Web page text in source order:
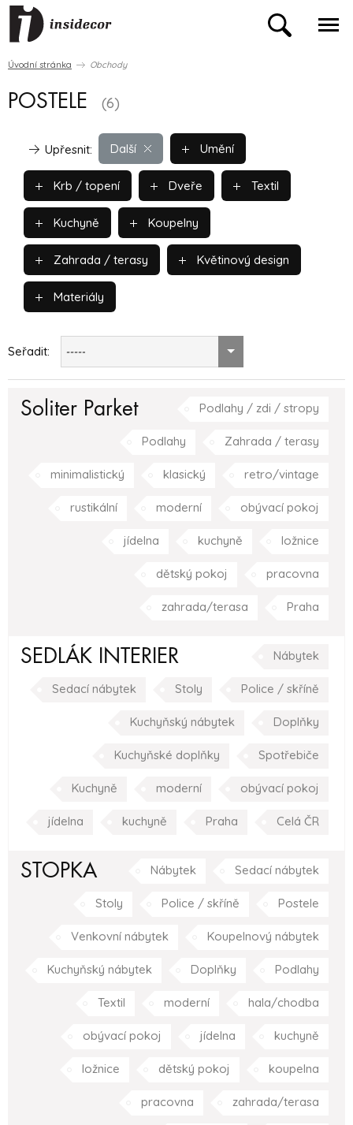
Úvodní stránka Obchody
POSTELE (6)
Další
Upřesnit: Umění
Krb / topení Dveře Textil
Kuchyně Koupelny
Zahrada / terasy Květinový design
Materiály
Seřadit: -----
Soliter Parket Podlahy / zdi / stropy
Podlahy Zahrada / terasy
minimalistický klasický retro/vintage
rustikální moderní obývací pokoj
jídelna kuchyně ložnice
dětský pokoj pracovna
zahrada/terasa Praha
SEDLÁK INTERIER Nábytek
Sedací nábytek Stoly Police / skříně
Kuchyňský nábytek Doplňky
Kuchyňské doplňky Spotřebiče
Kuchyně moderní obývací pokoj
jídelna kuchyně Praha Celá ČR
STOPKA Nábytek Sedací nábytek
Stoly Police / skříně Postele
Venkovní nábytek Koupelnový nábytek
Kuchyňský nábytek Doplňky Podlahy
Textil moderní hala/chodba
obývací pokoj jídelna kuchyně
ložnice dětský pokoj koupelna
pracovna zahrada/terasa